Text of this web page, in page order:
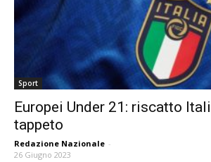
Sport
Europei Under 21: riscatto
tappeto
Redazione Nazionale -
26 Giugno 2023